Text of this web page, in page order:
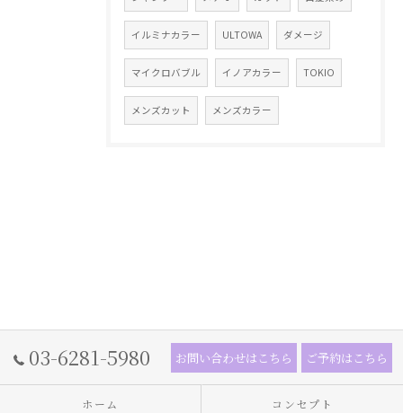
イルミナカラー ULTOWA ダメージ
マイクロバブル イノアカラー TOKIO
メンズカット メンズカラー
03-6281-5980 お問い合わせはこちら ご予約はこちら
ホーム コンセプト